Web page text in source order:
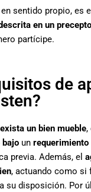
sentido propio, es el
en un
partícipe.
de
exista un bien mueble,
un requerimiento
previa. Además, el
, actuando como si
su disposición. Por